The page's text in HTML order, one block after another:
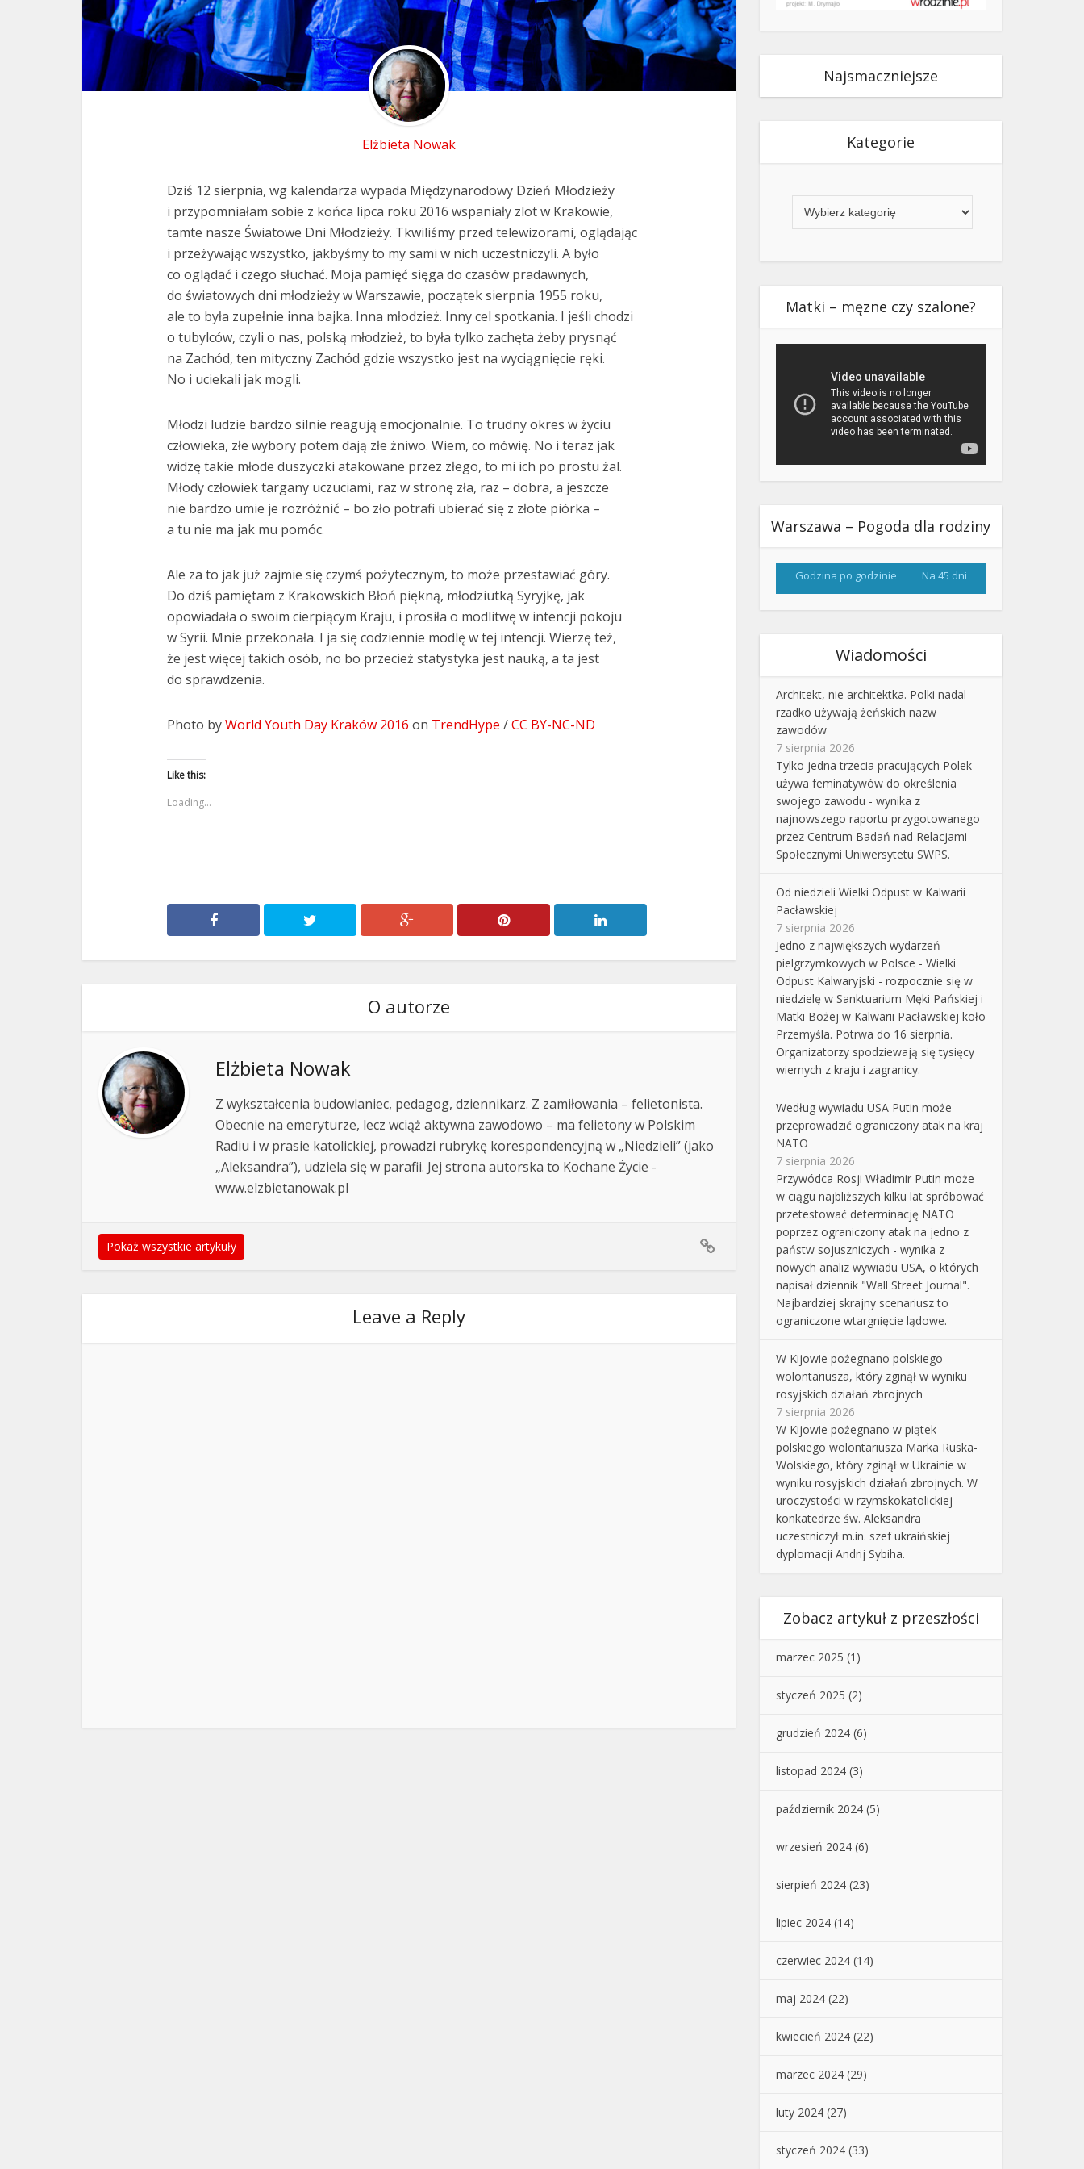
Elżbieta Nowak
Dziś 12 sierpnia, wg kalendarza wypada Międzynarodowy Dzień Młodzieży
i przypomniałam sobie z końca lipca roku 2016 wspaniały zlot w Krakowie,
tamte nasze Światowe Dni Młodzieży. Tkwiliśmy przed telewizorami, oglądając
i przeżywając wszystko, jakbyśmy to my sami w nich uczestniczyli. A było
co oglądać i czego słuchać. Moja pamięć sięga do czasów pradawnych,
do światowych dni młodzieży w Warszawie, początek sierpnia 1955 roku,
ale to była zupełnie inna bajka. Inna młodzież. Inny cel spotkania. I jeśli chodzi
o tubylców, czyli o nas, polską młodzież, to była tylko zachęta żeby prysnąć
na Zachód, ten mityczny Zachód gdzie wszystko jest na wyciągnięcie ręki.
No i uciekali jak mogli.
Młodzi ludzie bardzo silnie reagują emocjonalnie. To trudny okres w życiu
człowieka, złe wybory potem dają złe żniwo. Wiem, co mówię. No i teraz jak
widzę takie młode duszyczki atakowane przez złego, to mi ich po prostu żal.
Młody człowiek targany uczuciami, raz w stronę zła, raz – dobra, a jeszcze
nie bardzo umie je rozróżnić – bo zło potrafi ubierać się z złote piórka –
a tu nie ma jak mu pomóc.
Ale za to jak już zajmie się czymś pożytecznym, to może przestawiać góry.
Do dziś pamiętam z Krakowskich Błoń piękną, młodziutką Syryjkę, jak
opowiadała o swoim cierpiącym Kraju, i prosiła o modlitwę w intencji pokoju
w Syrii. Mnie przekonała. I ja się codziennie modlę w tej intencji. Wierzę też,
że jest więcej takich osób, no bo przecież statystyka jest nauką, a ta jest
do sprawdzenia.
Photo byWorld Youth Day Kraków 2016 on TrendHype /CC BY-NC-ND
Like this:
Loading...
O autorze
Elżbieta Nowak
Z wykształcenia budowlaniec, pedagog, dziennikarz. Z zamiłowania – felietonista.
Obecnie na emeryturze, lecz wciąż aktywna zawodowo – ma felietony w Polskim
Radiu i w prasie katolickiej, prowadzi rubrykę korespondencyjną w „Niedzieli” (jako
„Aleksandra”), udziela się w parafii. Jej strona autorska to Kochane Życie -
www.elzbietanowak.pl
Pokaż wszystkie artykuły
Leave a Reply
Najsmaczniejsze
Kategorie
Matki – męzne czy szalone?
Warszawa – Pogoda dla rodziny
Godzina po godzinie Na 45 dni
Wiadomości
Architekt, nie architektka. Polki nadal
rzadko używają żeńskich nazw
zawodów
7 sierpnia 2026
Tylko jedna trzecia pracujących Polek
używa feminatywów do określenia
swojego zawodu - wynika z
najnowszego raportu przygotowanego
przez Centrum Badań nad Relacjami
Społecznymi Uniwersytetu SWPS.
Od niedzieli Wielki Odpust w Kalwarii
Pacławskiej
7 sierpnia 2026
Jedno z największych wydarzeń
pielgrzymkowych w Polsce - Wielki
Odpust Kalwaryjski - rozpocznie się w
niedzielę w Sanktuarium Męki Pańskiej i
Matki Bożej w Kalwarii Pacławskiej koło
Przemyśla. Potrwa do 16 sierpnia.
Organizatorzy spodziewają się tysięcy
wiernych z kraju i zagranicy.
Według wywiadu USA Putin może
przeprowadzić ograniczony atak na kraj
NATO
7 sierpnia 2026
Przywódca Rosji Władimir Putin może
w ciągu najbliższych kilku lat spróbować
przetestować determinację NATO
poprzez ograniczony atak na jedno z
państw sojuszniczych - wynika z
nowych analiz wywiadu USA, o których
napisał dziennik "Wall Street Journal".
Najbardziej skrajny scenariusz to
ograniczone wtargnięcie lądowe.
W Kijowie pożegnano polskiego
wolontariusza, który zginął w wyniku
rosyjskich działań zbrojnych
7 sierpnia 2026
W Kijowie pożegnano w piątek
polskiego wolontariusza Marka Ruska-
Wolskiego, który zginął w Ukrainie w
wyniku rosyjskich działań zbrojnych. W
uroczystości w rzymskokatolickiej
konkatedrze św. Aleksandra
uczestniczył m.in. szef ukraińskiej
dyplomacji Andrij Sybiha.
Zobacz artykuł z przeszłości
marzec 2025 (1)
styczeń 2025 (2)
grudzień 2024 (6)
listopad 2024 (3)
październik 2024 (5)
wrzesień 2024 (6)
sierpień 2024 (23)
lipiec 2024 (14)
czerwiec 2024 (14)
maj 2024 (22)
kwiecień 2024 (22)
marzec 2024 (29)
luty 2024 (27)
styczeń 2024 (33)